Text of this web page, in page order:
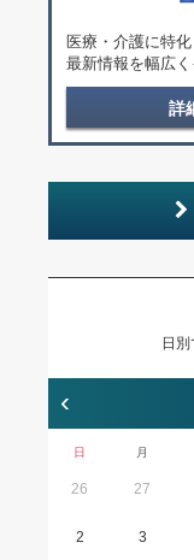
医療・介護に特
最新情報を幅広く
詳
日
‹
日 月
26 27
2 3